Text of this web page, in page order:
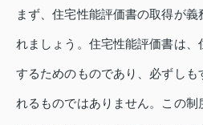
まず、住宅性能評価書の取得が
れましょう。住宅性能評価書は
するためのものであり、必ずしも
れるものではありません。この制